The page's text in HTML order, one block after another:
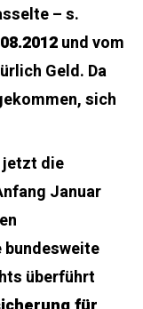
– s.
und vom
Geld. Da
sich
jetzt die
Januar
überführt